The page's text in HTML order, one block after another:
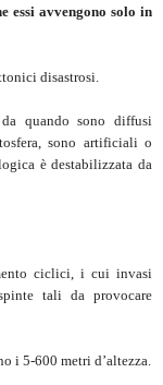
essi avvengono solo in
disastrosi.
quando sono diffusi
sono artificiali o
è destabilizzata da
ciclici, i cui invasi
tali da provocare
i 5-600 metri d’altezza.